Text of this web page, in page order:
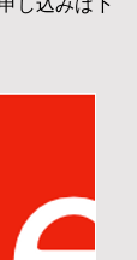
し込みは下